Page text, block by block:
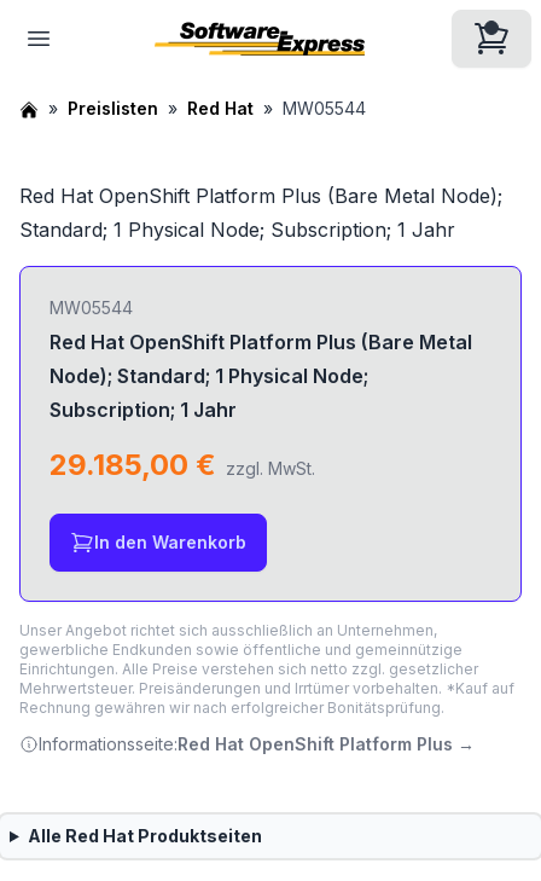
Preislisten Red Hat MW05544
Red Hat OpenShift Platform Plus (Bare Metal Node);
Standard; 1 Physical Node; Subscription; 1 Jahr
MW05544
Red Hat OpenShift Platform Plus (Bare Metal
Node); Standard; 1 Physical Node;
Subscription; 1 Jahr
29.185,00 € zzgl. MwSt.
In den Warenkorb
Unser Angebot richtet sich ausschließlich an Unternehmen,
gewerbliche Endkunden sowie öffentliche und gemeinnützige
Einrichtungen. Alle Preise verstehen sich netto zzgl. gesetzlicher
Mehrwertsteuer. Preisänderungen und Irrtümer vorbehalten. *Kauf auf
Rechnung gewähren wir nach erfolgreicher Bonitätsprüfung.
Informationsseite:Red Hat OpenShift Platform Plus →
Alle Red HatProduktseiten